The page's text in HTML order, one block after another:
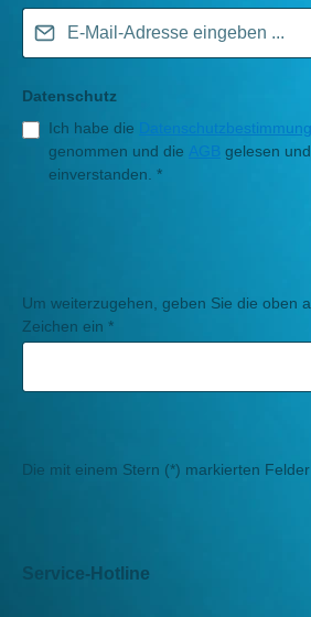
Datenschutz
Ich habe die
genommen und die
gelesen
einverstanden. *
Um weiterzugehen, geben Sie die oben
Zeichen ein *
Die mit einem Stern (*) markierten
Service-Hotline